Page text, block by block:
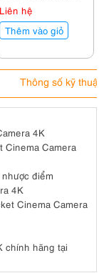
PRO UHS-II ( V90 )
256GB
300MB/260MB/s
Liên hệ
Thêm vào giỏ
Thông số kỹ thuật
4K
Cinema Camera
điểm
4K
Cinema Camera
chính hãng tại